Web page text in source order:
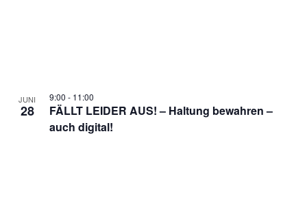
JUNI
28
9:00 - 11:00
FÄLLT LEIDER AUS! – Haltung bewahren –
auch digital!